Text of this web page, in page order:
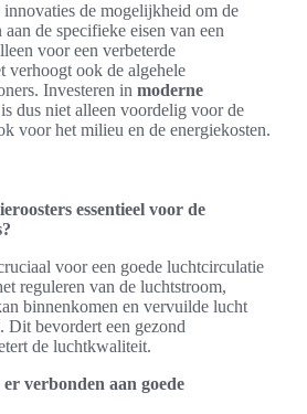
innovaties de mogelijkheid om de
de specifieke eisen van een
voor een verbeterde
verhoogt ook de algehele
Investeren in moderne
is dus niet alleen voordelig voor de
voor het milieu en de energiekosten.
essentieel voor de
voor een goede luchtcirculatie
reguleren van de luchtstroom,
binnenkomen en vervuilde lucht
Dit bevordert een gezond
de luchtkwaliteit.
verbonden aan goede